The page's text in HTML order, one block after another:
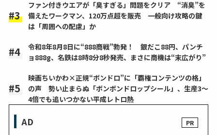
ファン付きウエアが「臭すぎる」問題をクリア “消臭”を
備えたワークマン、120万点超を販売 一般向け攻略の鍵
は「周囲への配慮」か
令和8年8月8日に“888商戦”勃発！ 銀だこ88円、パンチ
ョ888g、名鉄は8時8分8秒発売、まさに商機は“末広がり”
映画ちいかわ×正規“ボンドロ”に「覇権コンテンツの格」
の声 勢い止まらぬ「ボンボンドロップシール」、生産3～
4倍でも追いつかない平成レトロ熱
AD